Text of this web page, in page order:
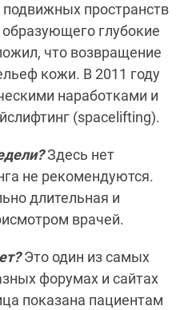
пространств
глубокие
что возвращение
кожи. В 2011 году
наработками и
(spacelifting).
Здесь нет
не рекомендуются.
длительная и
врачей.
Это один из самых
форумах и сайтах
показана пациентам